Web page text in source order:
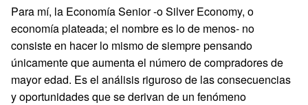
Para mí, la Economía Senior -o Silver Economy, o
economía plateada; el nombre es lo de menos- no
consiste en hacer lo mismo de siempre pensando
únicamente que aumenta el número de compradores de
mayor edad. Es el análisis riguroso de las consecuencias
y oportunidades que se derivan de un fenómeno